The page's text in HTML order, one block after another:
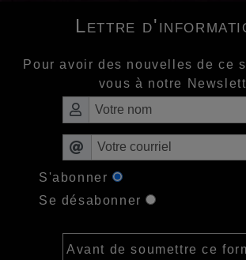
Lettre
Pour avoir des nouvelles de ce
vous à notre
S'abonner
Se désabonner
Avant de soumettre ce